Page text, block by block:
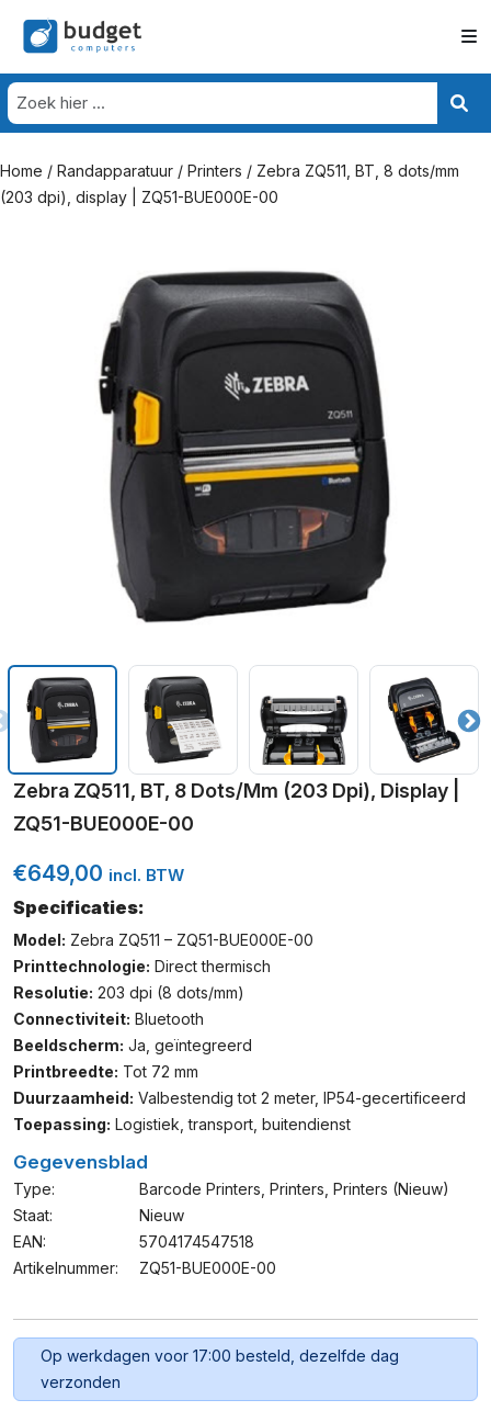
Home / Randapparatuur / Printers / Zebra ZQ511, BT, 8 dots/mm
(203 dpi), display | ZQ51-BUE000E-00
Zebra ZQ511, BT, 8 Dots/mm (203 Dpi), Display |
ZQ51-BUE000E-00
€649,00 incl. BTW
Specificaties:
Model: Zebra ZQ511 – ZQ51-BUE000E-00
Printtechnologie: Direct thermisch
Resolutie: 203 dpi (8 dots/mm)
Connectiviteit: Bluetooth
Beeldscherm: Ja, geïntegreerd
Printbreedte: Tot 72 mm
Duurzaamheid: Valbestendig tot 2 meter, IP54-gecertificeerd
Toepassing: Logistiek, transport, buitendienst
Gegevensblad
Type: Barcode Printers Printers Printers (nieuw)
Staat:
Nieuw
EAN:
5704174547518
Artikelnummer:
ZQ51-BUE000E-00
Op werkdagen voor 17:00 besteld, dezelfde dag
verzonden